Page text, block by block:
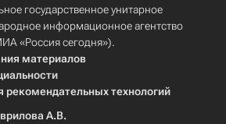
государственное унитарное
информационное агентство
«Россия сегодня»).
материалов
рекомендательных технологий
А.В.